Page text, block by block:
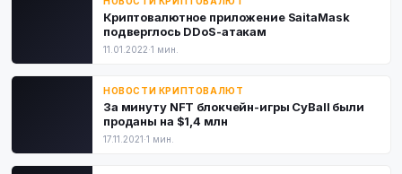
Криптовалютное приложение SaitaMask
подверглось DDoS-атакам
11.01.2022·1 мин.
НОВОСТИ КРИПТОВАЛЮТ
За минуту NFT блокчейн-игры CyBall были
проданы на $1,4 млн
17.11.2021·1 мин.